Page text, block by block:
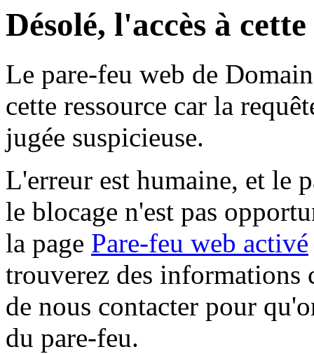
Désolé, l'accès à
Le pare-feu web de
cette ressource car la
jugée suspicieuse.
L'erreur est humaine, et le
le blocage n'est pas
la page Pare-feu web activé
trouverez des informations
de nous contacter pour
du pare-feu.